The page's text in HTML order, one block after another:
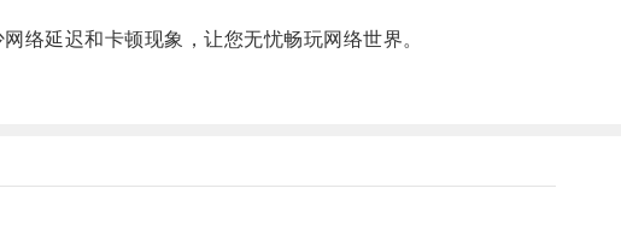
延迟和卡顿现象，让您无忧畅玩网络世界。